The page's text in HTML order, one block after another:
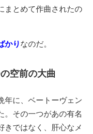
まとめて作曲されたの
かり なのだ。
空前の大曲
年に、ベートーヴェン
。その一つがあの有名
きではなく、肝心なメ